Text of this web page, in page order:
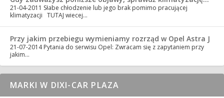
21-04-2011 Słabe chłodzenie lub jego brak pomimo pracującej
klimatyzacji TUTAJ wiecej…
Przy jakim przebiegu wymieniamy rozrząd w Opel Astra J
21-07-2014 Pytania do serwisu Opel: Zwracam się z zapytaniem przy
jakim…
MARKI W DIXI-CAR PLAZA